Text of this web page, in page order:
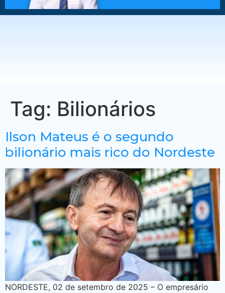
Tag: Bilionários
Ilson Mateus é o segundo
bilionário mais rico do Nordeste
NORDESTE, 02 de setembro de 2025 – O empresário